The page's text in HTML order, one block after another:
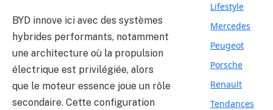
BYD innove ici avec des systèmes
hybrides performants, notamment
une architecture où la propulsion
électrique est privilégiée, alors
que le moteur essence joue un rôle
secondaire. Cette configuration
Lifestyle
Mercedes
Peugeot
Porsche
Renault
Tendances